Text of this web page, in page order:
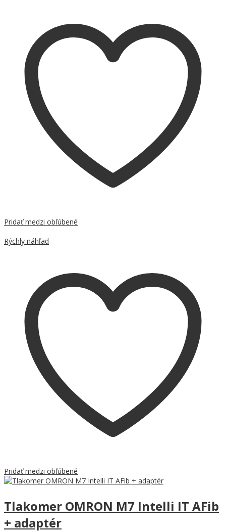
Pridať medzi obľúbené
Rýchly náhľad
Pridať medzi obľúbené
Tlakomer OMRON M7 Intelli IT AFib
+ adaptér